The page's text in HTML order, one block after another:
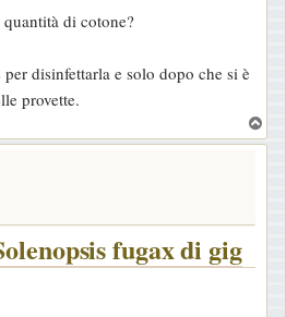
di cotone?
disinfettarla e solo dopo che si è
provette.
o
fugax di gig